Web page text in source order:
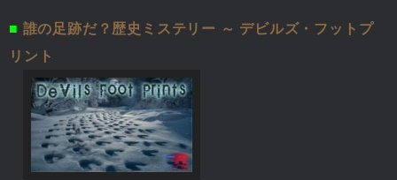
■ 誰の足跡だ？歴史ミステリー ～ デビルズ・フットプ
リント